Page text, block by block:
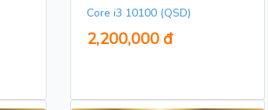
Core i3 10100 (QSD)
2,200,000 đ